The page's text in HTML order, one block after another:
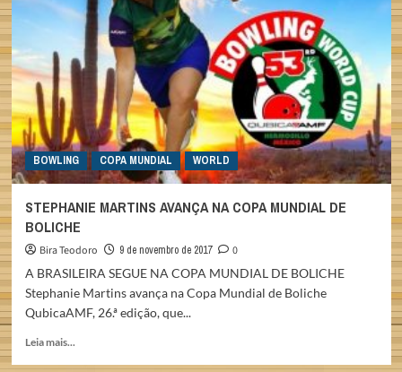
MUNDIAL
DE
BOLICHE
QUBICAAMF
BOWLING COPA MUNDIAL WORLD
STEPHANIE MARTINS AVANÇA NA COPA MUNDIAL DE
BOLICHE
Bira Teodoro 9 de novembro de 2017
0
A BRASILEIRA SEGUE NA COPA MUNDIAL DE BOLICHE
Stephanie Martins avança na Copa Mundial de Boliche
QubicaAMF, 26.ª edição, que...
Leia mais...